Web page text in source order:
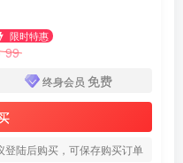
限时特惠
99
终身会员 免费
登陆后购买，可保存购买订单